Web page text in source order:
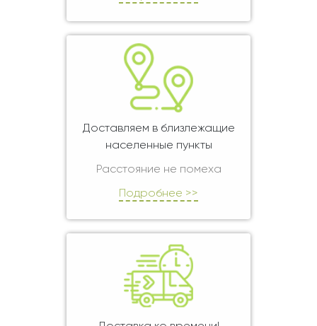
Доставляем в близлежащие
населенные пункты
Расстояние не помеха
Подробнее >>